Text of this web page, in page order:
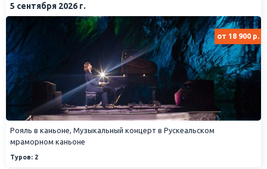
5 сентября 2026 г.
от 18 900 р.
Рояль в каньоне, Музыкальный концерт в Рускеальском
мраморном каньоне
Туров: 2